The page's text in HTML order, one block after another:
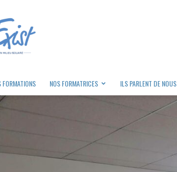
Coexist
FORMATIONS NOS FORMATRICES ILS PARLENT DE NOUS